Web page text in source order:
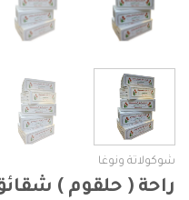
شوكولاتة ونوغا
راحة ( حلقوم )